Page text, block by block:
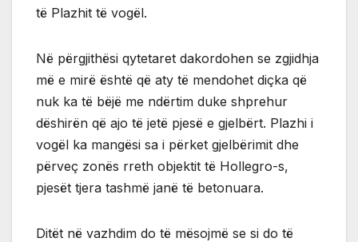
të Plazhit të vogël.
Në përgjithësi qytetaret dakordohen se zgjidhja
më e mirë është që aty të mendohet diçka që
nuk ka të bëjë me ndërtim duke shprehur
dëshirën që ajo të jetë pjesë e gjelbërt. Plazhi i
vogël ka mangësi sa i përket gjelbërimit dhe
përveç zonës rreth objektit të Hollegro-s,
pjesët tjera tashmë janë të betonuara.
Ditët në vazhdim do të mësojmë se si do të